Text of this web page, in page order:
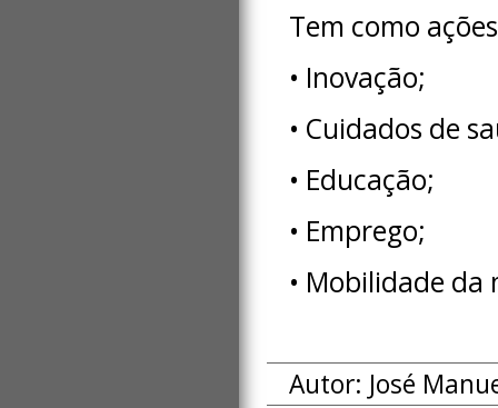
Tem como
• Inovação;
• Cuidados de
• Educação;
• Emprego;
• Mobilidade da
Autor: José